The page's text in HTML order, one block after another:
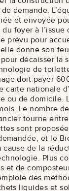
demande.
et envoyée
foyer à
prévu pour
donne son
décaisser la
de
doit payer
carte nationale
ou de domicile.
Le nombre
tourne
sont
et le
cause de la
Plus
et de
des
liquides et